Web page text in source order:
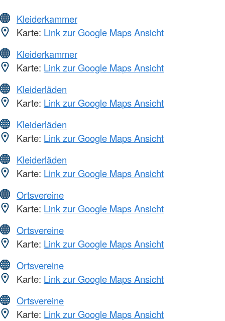
Kleiderkammer
Karte: Link zur Google Maps Ansicht
Kleiderkammer
Karte: Link zur Google Maps Ansicht
Kleiderläden
Karte: Link zur Google Maps Ansicht
Kleiderläden
Karte: Link zur Google Maps Ansicht
Kleiderläden
Karte: Link zur Google Maps Ansicht
Ortsvereine
Karte: Link zur Google Maps Ansicht
Ortsvereine
Karte: Link zur Google Maps Ansicht
Ortsvereine
Karte: Link zur Google Maps Ansicht
Ortsvereine
Karte: Link zur Google Maps Ansicht